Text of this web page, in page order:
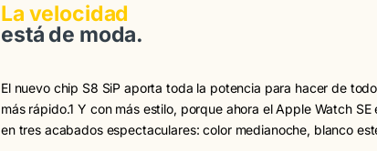
La velocidad
está de moda.
El nuevo chip S8 SiP aporta toda la potencia para hacer de
más rápido.1 Y con más estilo, porque ahora el Apple Watch SE
en tres acabados espectaculares: color medianoche, blanco